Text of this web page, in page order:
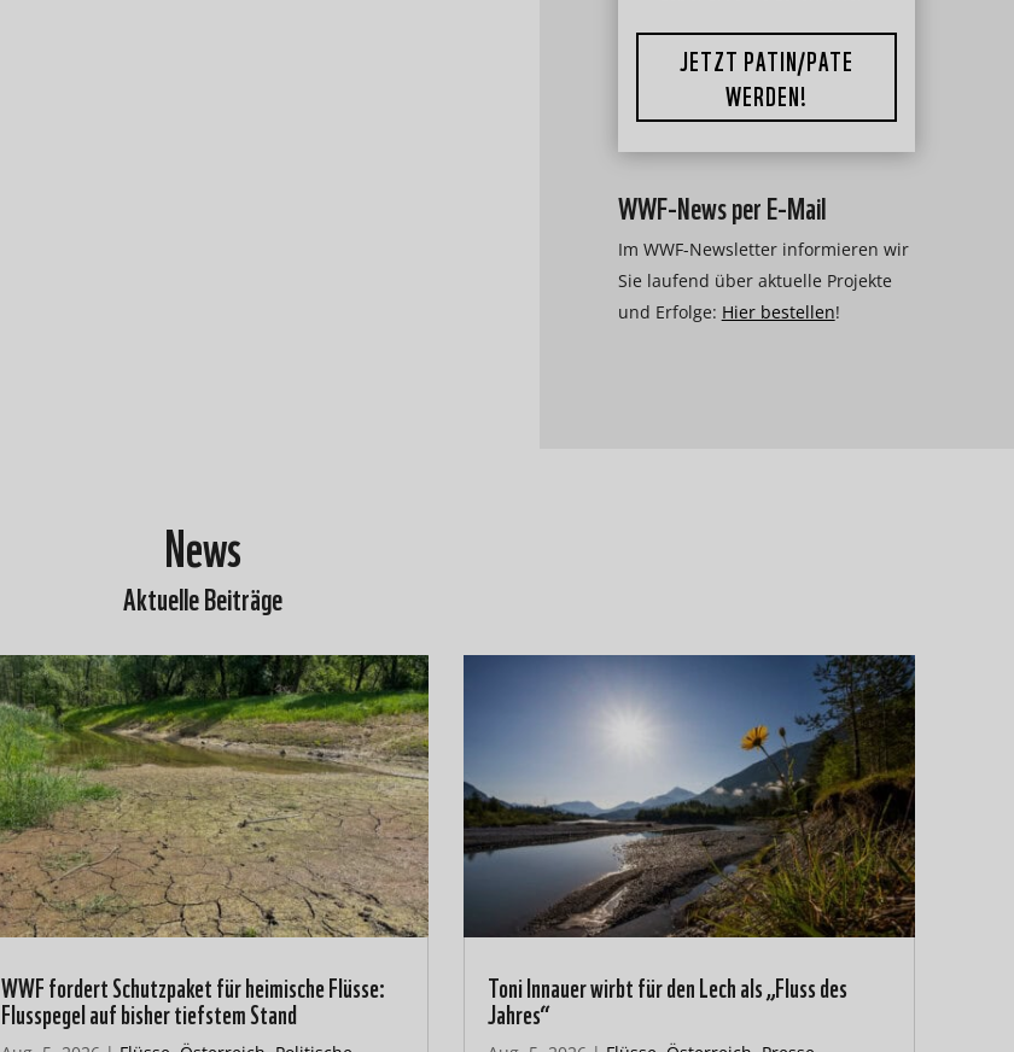
JETZT PATIN/PATE
WERDEN!
WWF-News per E-Mail
Im WWF-Newsletter informieren wir
Sie laufend über aktuelle Projekte
und Erfolge: Hier bestellen!
News
Aktuelle Beiträge
WWF fordert Schutzpaket für heimische Flüsse:
Flusspegel auf bisher tiefstem Stand
Toni Innauer wirbt für den Lech als „Fluss des
Jahres“